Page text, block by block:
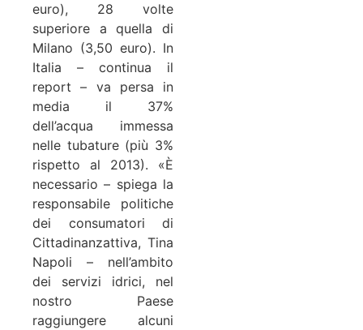
euro), 28 volte
superiore a quella di
Milano (3,50 euro). In
Italia – continua il
report – va persa in
media il 37%
dell’acqua immessa
nelle tubature (più 3%
rispetto al 2013). «È
necessario – spiega la
responsabile politiche
dei consumatori di
Cittadinanzattiva, Tina
Napoli – nell’ambito
dei servizi idrici, nel
nostro Paese
raggiungere alcuni